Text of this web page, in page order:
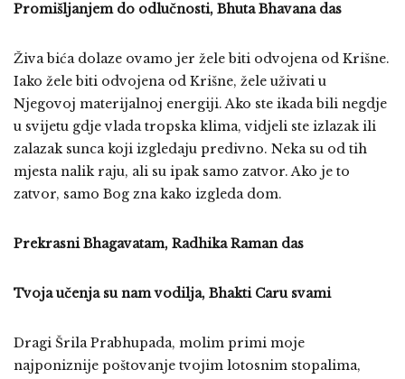
Promišljanjem do odlučnosti, Bhuta Bhavana das
Živa bića dolaze ovamo jer žele biti odvojena od Krišne.
Iako žele biti odvojena od Krišne, žele uživati u
Njegovoj materijalnoj energiji. Ako ste ikada bili negdje
u svijetu gdje vlada tropska klima, vidjeli ste izlazak ili
zalazak sunca koji izgledaju predivno. Neka su od tih
mjesta nalik raju, ali su ipak samo zatvor. Ako je to
zatvor, samo Bog zna kako izgleda dom.
Prekrasni Bhagavatam, Radhika Raman das
Tvoja učenja su nam vodilja, Bhakti Caru svami
Dragi Šrila Prabhupada, molim primi moje
najponiznije poštovanje tvojim lotosnim stopalima,